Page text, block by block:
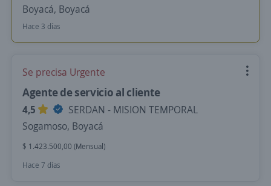
Boyacá, Boyacá
Hace 3 días
Se precisa Urgente
Agente de servicio al cliente
4,5
SERDAN - MISION TEMPORAL
Sogamoso, Boyacá
$ 1.423.500,00 (Mensual)
Hace 7 días